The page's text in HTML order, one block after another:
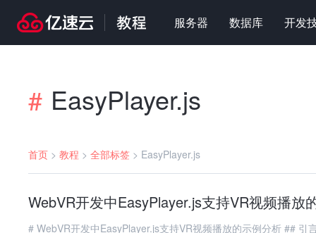
服务器 数据库 开发
# EasyPlayer.js
首页 > 教程 > 全部标签 > EasyPlayer.js
WebVR开发中EasyPlayer.js支持VR视频播放
# WebVR开发中EasyPlayer.js支持VR视频播放的示例分析 ## 引言 随着虚拟现实（VR）技术的快速发展，WebVR成为将VR体验引入